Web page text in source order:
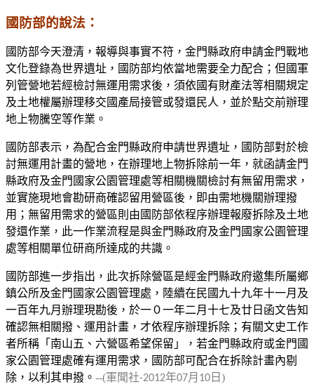
國防部的說法：
國防部今天澄清，報導與事實不符，金門縣政府申請金門戰地
文化登錄為世界遺址，國防部均依當地需要全力配合；但國軍
列管營地若經檢討無運用需求後，須依國有財產法等相關規定
及土地權屬辦理移交國產局接管或發還民人，並於點交前辦理
地上物騰空等作業。
國防部表示，為配合金門縣政府申請世界遺址，國防部對於檢
討無運用計畫的營地，在辦理地上物拆除前一年，就函請金門
縣政府及金門國家公園管理處等相關機關檢討有無留用需求，
並實施現地會勘研商確認留用營區後，即由需地機關辦理撥
用；無留用需求的營區則由國防部依程序辦理報廢拆除及土地
發還作業，此一作業流程是與金門縣政府及金門國家公園管理
處等相關單位研商所達成的共識。
國防部進一步指出，此次拆除營區是經金門縣政府邀集所屬鄉
鎮公所及金門國家公園管理處，陸續在民國九十九年十一月及
一百年九月辦理現勘後，於一０一年二月十七及廿日函文告知
確認無相關撥、運用計畫，才依程序辦理拆除；有關文史工作
者所稱「南山五、六營區希望保留」，若金門縣政府或金門國
家公園管理處確有運用需求，國防部可配合在拆除計畫內剔
除，以利其申撥。 --(軍聞社-2012年07月 10 日)